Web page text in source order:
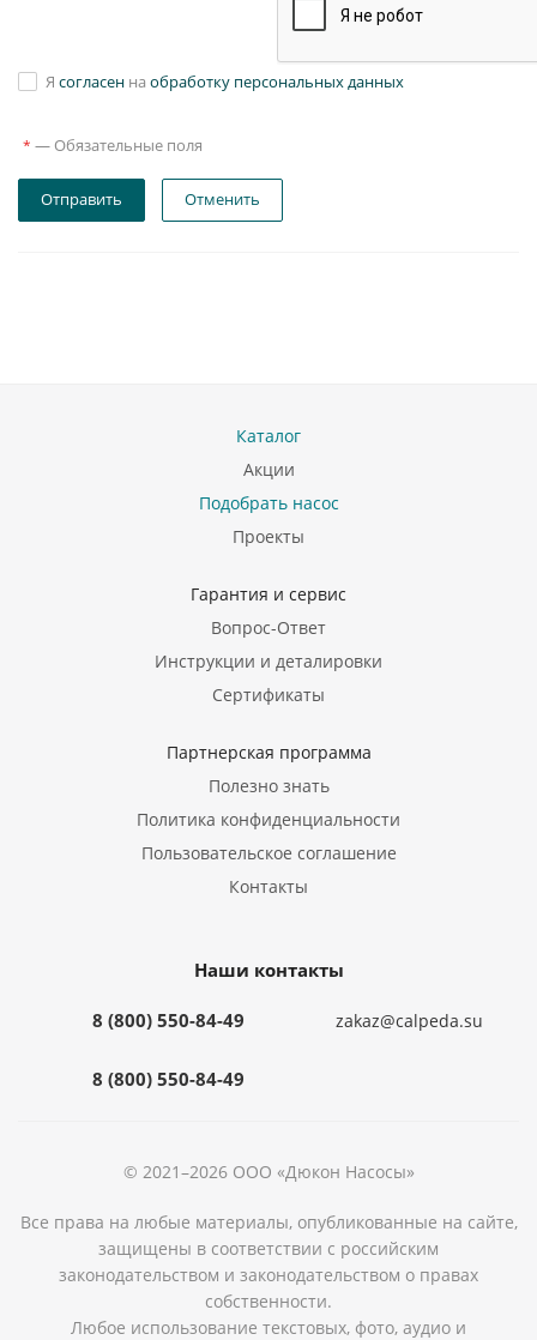
Я согласен на обработку персональных данных
* — Обязательные поля
Отправить Отменить
Каталог
Акции
Подобрать насос
Проекты
Гарантия и сервис
Вопрос-Ответ
Инструкции и деталировки
Сертификаты
Партнерская программа
Полезно знать
Политика конфиденциальности
Пользовательское соглашение
Контакты
Наши контакты
8 (800) 550-84-49
8 (800) 550-84-49
zakaz@calpeda.su
© 2021–2026 ООО «Дюкон Насосы»
Все права на любые материалы, опубликованные на сайте,
защищены в соответствии с российским
законодательством и законодательством о правах
собственности.
Любое использование текстовых, фото, аудио и